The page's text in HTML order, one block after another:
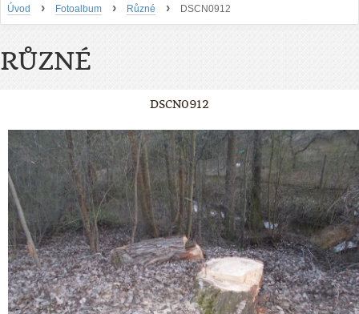
Úvod › Fotoalbum › Různé › DSCN0912
RŮZNÉ
DSCN0912